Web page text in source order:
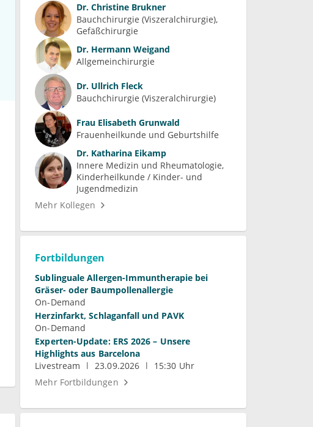
Dr. Christine Brukner
Bauchchirurgie (Viszeralchirurgie)
Gefäßchirurgie
Dr. Hermann Weigand
Allgemeinchirurgie
Dr. Ullrich Fleck
Bauchchirurgie (Viszeralchirurgie)
Frau Elisabeth Grunwald
Frauenheilkunde und Geburtshilfe
Dr. Katharina Eikamp
Innere Medizin und Rheumatologie
Kinderheilkunde / Kinder- und
Jugendmedizin
Mehr Kollegen
Fortbildungen
Sublinguale Allergen-Immuntherapie bei
Gräser- oder Baumpollenallergie
On-Demand
Herzinfarkt, Schlaganfall und PAVK
On-Demand
Experten-Update: ERS 2026 – Unsere
Highlights aus Barcelona
Livestream
23.09.2026
15:30 Uhr
Mehr Fortbildungen